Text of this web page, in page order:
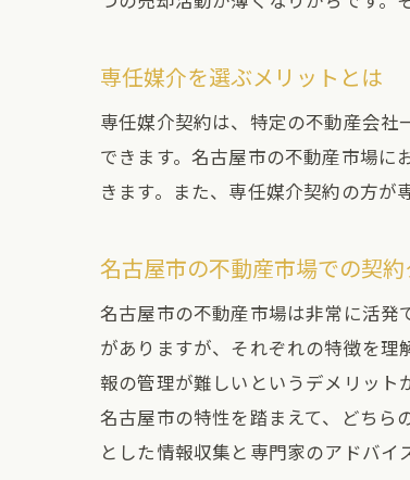
専任媒介を選ぶメリットとは
専任媒介契約は、特定の不動産会
できます。名古屋市の不動産市場
きます。また、専任媒介契約の方が
名古屋市の不動産市場での契
名古屋市の不動産市場は非常に活発
がありますが、それぞれの特徴を
報の管理が難しいというデメリット
名古屋市の特性を踏まえて、どちら
とした情報収集と専門家のアドバイ